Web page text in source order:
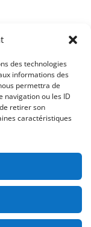
des technologies
informations des
permettra de
navigation ou les ID
retirer son
caractéristiques